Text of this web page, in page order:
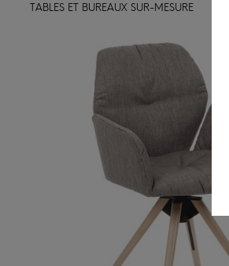
TABLES ET BUREAUX SUR-MESURE